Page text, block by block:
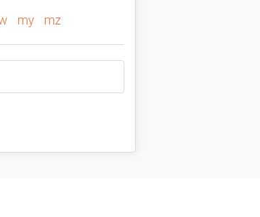
my mz